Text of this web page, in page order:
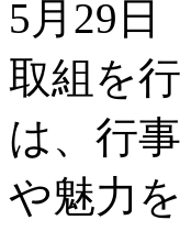
5月29日
取組を
は、行
や魅力